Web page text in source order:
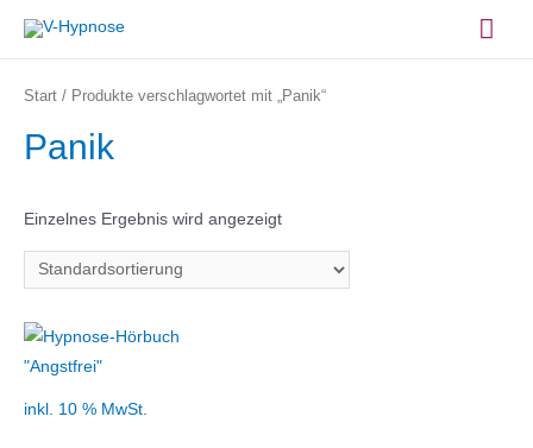
Inhalt
Start / Produkte verschlagwortet mit „Panik“
Panik
Einzelnes Ergebnis wird angezeigt
inkl. 10 % MwSt.